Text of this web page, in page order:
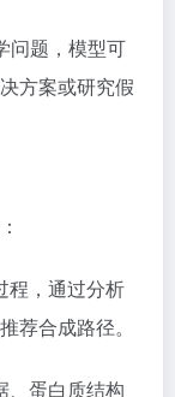
问题，模型可
方案或研究假
程，通过分析
荐合成路径。
、蛋白质结构